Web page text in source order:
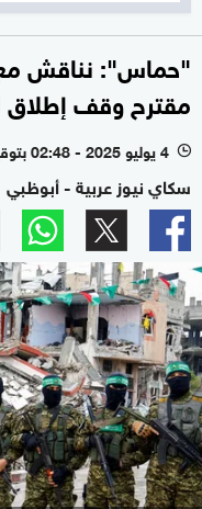
"حماس": نناقش مع
مقترح وقف إطلاق
l 4 يوليو 2025 - 02:48 بتوقيت أبوظبي
سكاي نيوز عربية - أبوظبي